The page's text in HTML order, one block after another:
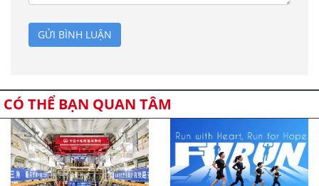
GỬI BÌNH LUẬN
CÓ THỂ BẠN QUAN TÂM